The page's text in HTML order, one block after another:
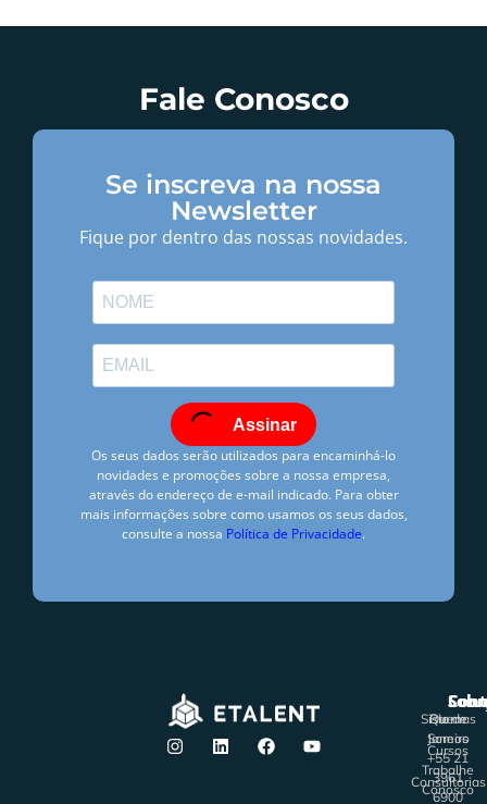
Fale Conosco
Se inscreva na nossa
Newsletter
Fique por dentro das nossas novidades.
Assinar
Os seus dados serão utilizados para encaminhá-lo
novidades e promoções sobre a nossa empresa,
através do endereço de e-mail indicado. Para obter
mais informações sobre como usamos os seus dados,
consulte a nossa Política de Privacidade.
Sistemas
Cursos
Consultorias
Quem
Somos
Trabalhe
Conosco
Rio de
Janeiro
+55 21
3961
6900